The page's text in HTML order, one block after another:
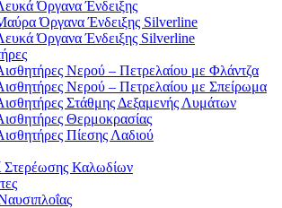
Όργανα Ένδειξης
Όργανα Ένδειξης Silverline
Όργανα Ένδειξης Silverline
Νερού – Πετρελαίου με Φλάντζα
Νερού – Πετρελαίου με Σπείρωμα
Στάθμης Δεξαμενής Λυμάτων
Θερμοκρασίας
Πίεσης Λαδιού
Στερέωσης Καλωδίων